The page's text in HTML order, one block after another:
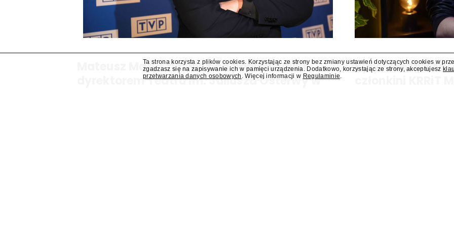
Mateusz Matyszkowicz od poniedziałku
dyrektorem Teatru im. Juliusza Osterwy w
Były rzecznik
Ta strona korzysta z plików cookies. Korzystając ze strony bez zmiany ustawień dotyczących cookies w
zgadzasz się na zapisywanie ich w pamięci urządzenia. Dodatkowo, korzystając ze strony, akceptujesz
przetwarzania danych osobowych . Więcej informacji w Regulaminie.